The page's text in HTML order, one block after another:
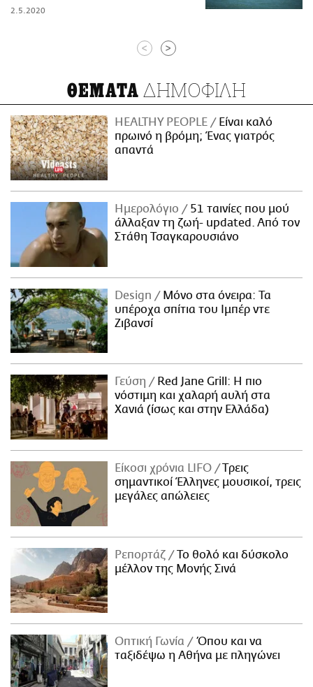
2.5.2020
< >
ΘΕΜΑΤΑ ΔΗΜΟΦΙΛΗ
HEALTHY PEOPLE
Είναι καλό
πρωινό η βρόμη; Ένας γιατρός
απαντά
Ημερολόγιο
51 ταινίες που μού
άλλαξαν τη ζωή- updated. Aπό τον
Στάθη Τσαγκαρουσιάνο
Design
Μόνο στα όνειρα: Τα
υπέροχα σπίτια του Ιμπέρ ντε
Ζιβανσί
Γεύση
Red Jane Grill: Η πιο
νόστιμη και χαλαρή αυλή στα
Χανιά (ίσως και στην Ελλάδα)
Είκοσι χρόνια LIFO
Tρεις
σημαντικοί Έλληνες μουσικοί, τρεις
μεγάλες απώλειες
Ρεπορτάζ
Το θολό και δύσκολο
μέλλον της Μονής Σινά
Οπτική Γωνία
Όπου και να
ταξιδέψω η Αθήνα με πληγώνει